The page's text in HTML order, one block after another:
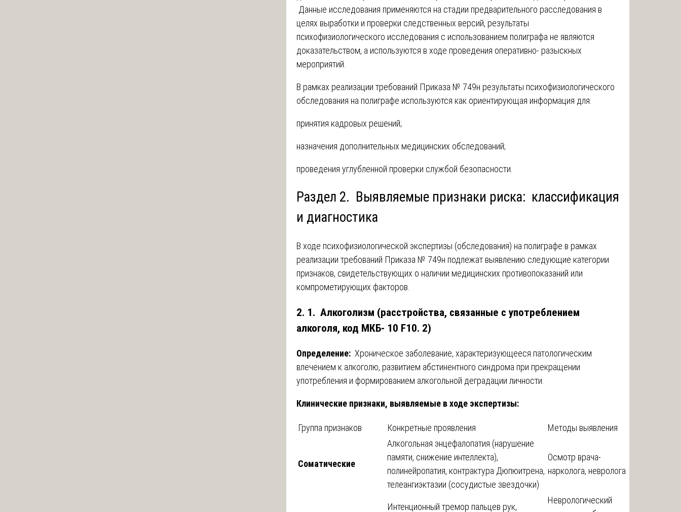
Данные исследования применяются на стадии предварительного расследования в
целях выработки и проверки следственных версий, результаты
психофизиологического исследования с использованием полиграфа не являются
доказательством, а используются в ходе проведения оперативно- разыскных
мероприятий.
В рамках реализации требований Приказа № 749н результаты психофизиологического
обследования на полиграфе используются как ориентирующая информация для:
принятия кадровых решений;
назначения дополнительных медицинских обследований;
проведения углубленной проверки службой безопасности.
Раздел 2. Выявляемые признаки риска: классификация
и диагностика
В ходе психофизиологической экспертизы (обследования) на полиграфе в рамках
реализации требований Приказа № 749н подлежат выявлению следующие категории
признаков, свидетельствующих о наличии медицинских противопоказаний или
компрометирующих факторов.
2. 1. Алкоголизм (расстройства, связанные с употреблением
алкоголя, код МКБ- 10 F10. 2)
Определение: Хроническое заболевание, характеризующееся патологическим
влечением к алкоголю, развитием абстинентного синдрома при прекращении
употребления и формированием алкогольной деградации личности.
Клинические признаки, выявляемые в ходе экспертизы:
Группа признаков Конкретные проявления Методы выявления
Соматические
Алкогольная энцефалопатия (нарушение
памяти, снижение интеллекта),
полинейропатия, контрактура Дюпюитрена,
телеангиэктазии (сосудистые звездочки)
Осмотр врача-
нарколога, невролога
Интенционный тремор пальцев рук,
Неврологический